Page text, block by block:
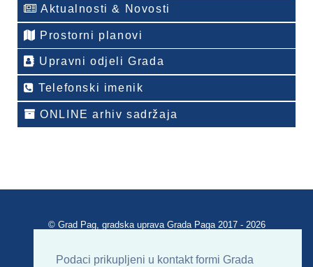
Podaci prikupljeni u kontakt formi Grada
Aktualnosti & Novosti
Prostorni planovi
Upravni odjeli Grada
Telefonski imenik
ONLINE arhiv sadržaja
© Grad Pag, gradska uprava Grada Paga 2017 - 2026